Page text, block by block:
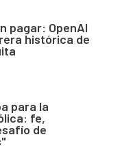
pagar: OpenAI
histórica de
para la
fe,
de